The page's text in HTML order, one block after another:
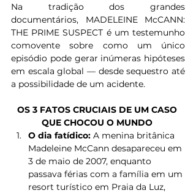
Na tradição dos grandes
documentários, MADELEINE McCANN:
THE PRIME SUSPECT é um testemunho
comovente sobre como um único
episódio pode gerar inúmeras hipóteses
em escala global — desde sequestro até
a possibilidade de um acidente.
OS 3 FATOS CRUCIAIS DE UM CASO
QUE CHOCOU O MUNDO
O dia fatídico: A menina britânica
Madeleine McCann desapareceu em
3 de maio de 2007, enquanto
passava férias com a família em um
resort turístico em Praia da Luz,